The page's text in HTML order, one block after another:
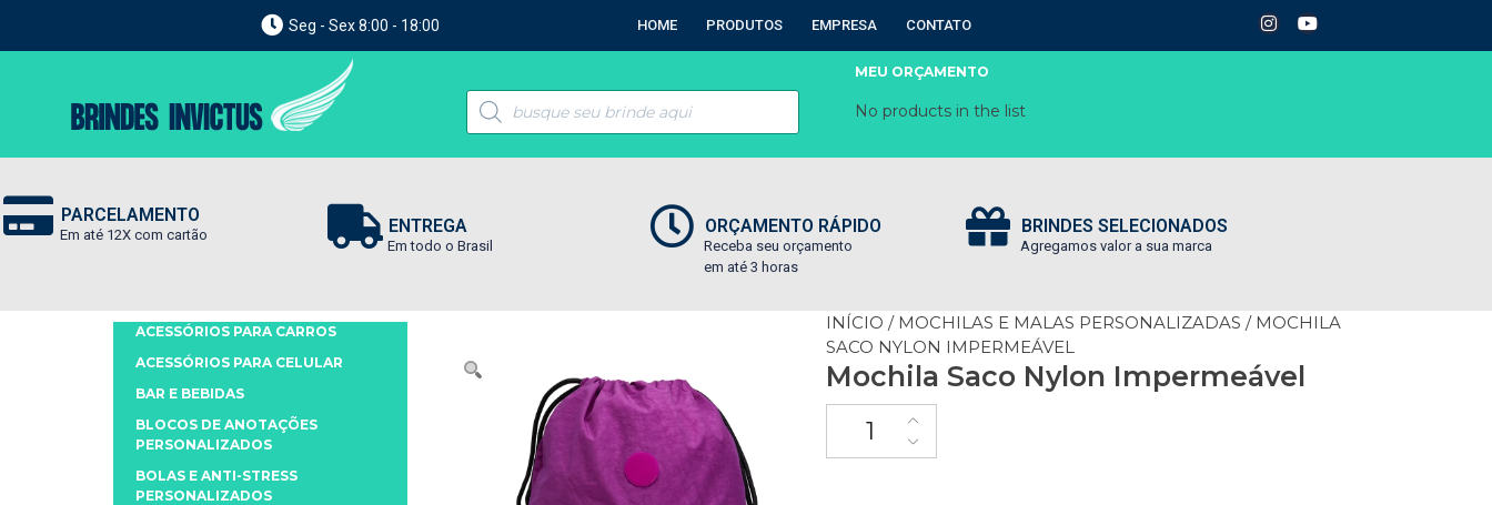
Seg - Sex 8:00 - 18:00 HOME PRODUTOS EMPRESA CONTATO
MEU ORÇAMENTO
No products in the list
PARCELAMENTO
Em até 12X com cartão ENTREGA
Em todo o Brasil
ORÇAMENTO RÁPIDO
Receba seu orçamento
em até 3 horas
BRINDES SELECIONADOS
Agregamos valor a sua marca
INÍCIO / MOCHILAS E MALAS PERSONALIZADAS / MOCHILA
SACO NYLON IMPERMEÁVEL
Mochila Saco Nylon Impermeável
ACESSÓRIOS PARA CARROS
ACESSÓRIOS PARA CELULAR
BAR E BEBIDAS
BLOCOS DE ANOTAÇÕES
PERSONALIZADOS
BOLAS E ANTI-STRESS
PERSONALIZADOS